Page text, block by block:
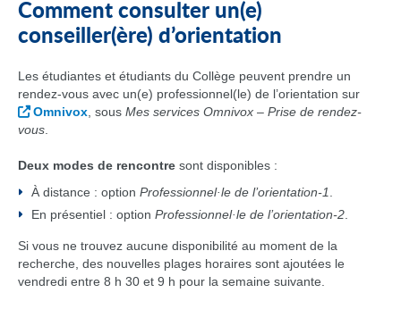
Comment consulter un(e)
conseiller(ère) d’orientation
Les étudiantes et étudiants du Collège peuvent prendre un
rendez-vous avec un(e) professionnel(le) de l’orientation sur
Omnivox , sous Mes services Omnivox – Prise de rendez-
vous
Deux modes de rencontre sont disponibles :
À distance : option Professionnel·le de l’orientation-1
En présentiel : option Professionnel·le de l’orientation-2
Si vous ne trouvez aucune disponibilité au moment de la
recherche, des nouvelles plages horaires sont ajoutées le
vendredi entre 8 h 30 et 9 h pour la semaine suivante.